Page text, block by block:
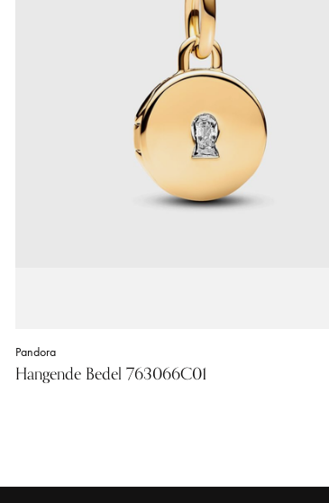
Pandora
Hangende Bedel 763066C01